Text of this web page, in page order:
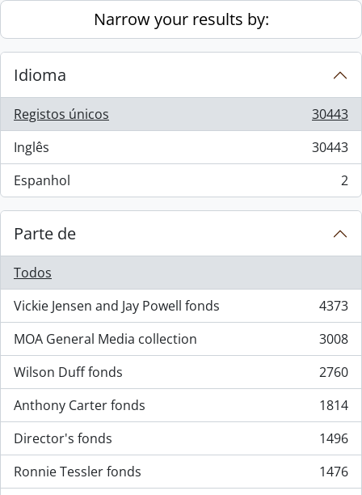
Skip to main contentNarrow your results by:
Idioma
Registos únicos
, 30443 resultados
30443
Inglês
, 30443 resultados
30443
Espanhol
, 2 resultados 2
Parte de
Todos
Vickie Jensen and Jay Powell fonds
, 4373 resultados
4373
MOA General Media collection
, 3008 resultados
3008
Wilson Duff fonds
, 2760 resultados
2760
Anthony Carter fonds
, 1814 resultados
1814
Director's fonds
, 1496 resultados
1496
Ronnie Tessler fonds
, 1476 resultados
1476